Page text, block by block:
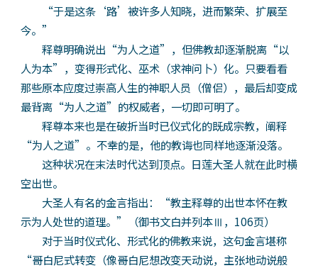
“于是这条‘路’被许多人知晓，进而繁荣、扩展至
今。”
释尊明确说出“为人之道”，但佛教却逐渐脱离“以
人为本”，变得形式化、巫术（求神问卜）化。只要看看
那些原本应度过崇高人生的神职人员（僧侣），最后却变成
最背离“为人之道”的权威者，一切即可明了。
释尊本来也是在破折当时已仪式化的既成宗教，阐释
“为人之道”。不幸的是，他的教诲也同样地逐渐没落。
这种状况在末法时代达到顶点。日莲大圣人就在此时横
空出世。
大圣人有名的金言指出：“教主释尊的出世本怀在教
示为人处世的道理。”（御书文白并列本Ⅲ，106页）
对于当时仪式化、形式化的佛教来说，这句金言堪称
“哥白尼式转变（像哥白尼想改变天动说，主张地动说般